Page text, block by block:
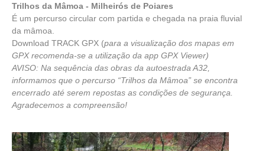
Trilhos da Mâmoa - Milheirós de Poiares
É um percurso circular com partida e chegada na praia fluvial
da mâmoa.
Download TRACK GPX (para a visualização dos mapas em
GPX recomenda-se a utilização da app GPX Viewer)
AVISO: Na sequência das obras da autoestrada A32,
informamos que o percurso “Trilhos da Mâmoa” se encontra
encerrado até serem repostas as condições de segurança.
Agradecemos a compreensão!